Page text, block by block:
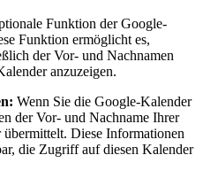
Funktion der Google-
Funktion ermöglicht es,
der Vor- und Nachnamen
anzuzeigen.
Wenn Sie die Google-Kalender
der Vor- und Nachname Ihrer
Diese Informationen
die Zugriff auf diesen Kalender